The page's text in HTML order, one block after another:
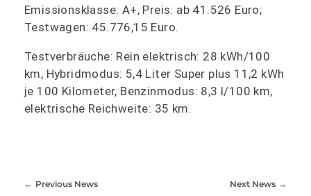
Emissionsklasse: A+, Preis: ab 41.526 Euro;
Testwagen: 45.776,15 Euro.
Testverbräuche: Rein elektrisch: 28 kWh/100
km, Hybridmodus: 5,4 Liter Super plus 11,2 kWh
je 100 Kilometer, Benzinmodus: 8,3 l/100 km,
elektrische Reichweite: 35 km.
Previous News Next News